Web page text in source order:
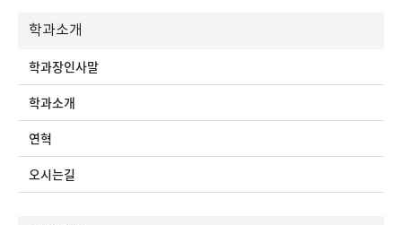
학과소개
학과장인사말
학과소개
연혁
오시는길